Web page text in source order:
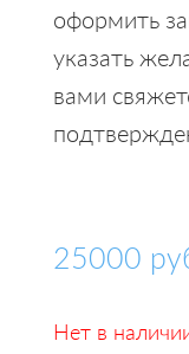
оформить
указать
вами
25000
Нет в